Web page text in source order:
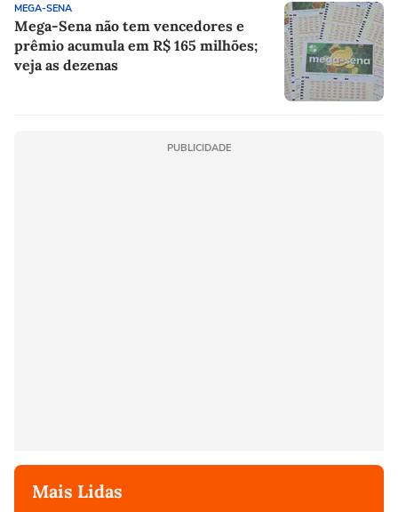
MEGA-SENA
Mega-Sena não tem vencedores e
prêmio acumula em R$ 165 milhões;
veja as dezenas
PUBLICIDADE
Mais Lidas